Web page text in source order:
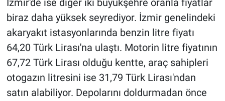
İzmir'de ise diğer iki büyükşehre oranla fiyatlar
biraz daha yüksek seyrediyor. İzmir genelindeki
akaryakıt istasyonlarında benzin litre fiyatı
64,20 Türk Lirası'na ulaştı. Motorin litre fiyatının
67,72 Türk Lirası olduğu kentte, araç sahipleri
otogazın litresini ise 31,79 Türk Lirası'ndan
satın alabiliyor. Depolarını doldurmadan önce